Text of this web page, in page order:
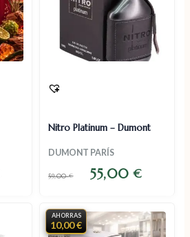
Nitro Platinum – Dumont
DUMONT PARÍS
59,00€ 55,00€
AHORRAS
10,00 €